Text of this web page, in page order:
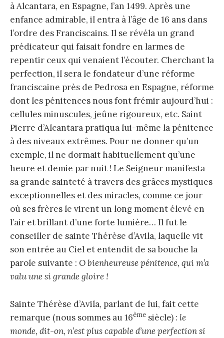
à Alcantara, en Espagne, l’an 1499. Après une
enfance admirable, il entra à l’âge de 16 ans dans
l’ordre des Franciscains. Il se révéla un grand
prédicateur qui faisait fondre en larmes de
repentir ceux qui venaient l’écouter. Cherchant la
perfection, il sera le fondateur d’une réforme
franciscaine près de Pedrosa en Espagne, réforme
dont les pénitences nous font frémir aujourd’hui :
cellules minuscules, jeûne rigoureux, etc. Saint
Pierre d’Alcantara pratiqua lui-même la pénitence
à des niveaux extrêmes. Pour ne donner qu’un
exemple, il ne dormait habituellement qu’une
heure et demie par nuit ! Le Seigneur manifesta
sa grande sainteté à travers des grâces mystiques
exceptionnelles et des miracles, comme ce jour
où ses frères le virent un long moment élevé en
l’air et brillant d’une forte lumière… Il fut le
conseiller de sainte Thérèse d’Avila, laquelle vit
son entrée au Ciel et entendit de sa bouche la
parole suivante : O bienheureuse pénitence, qui m’a
valu une si grande gloire !
Sainte Thérèse d’Avila, parlant de lui, fait cette
remarque (nous sommes au 16ème siècle) : le
monde, dit-on, n’est plus capable d’une perfection si